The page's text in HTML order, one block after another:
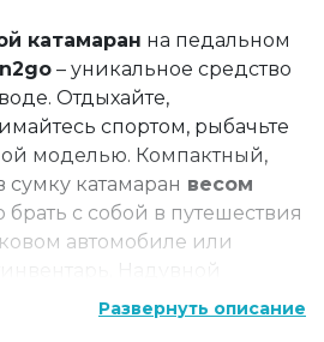
катамаран на педальном
– уникальное средство
Отдыхайте,
спортом, рыбачьте
моделью. Компактный,
катамаран весом
с собой в путешествия
автомобиле или
Надувной
устойчив, приводится в
Развернуть описание